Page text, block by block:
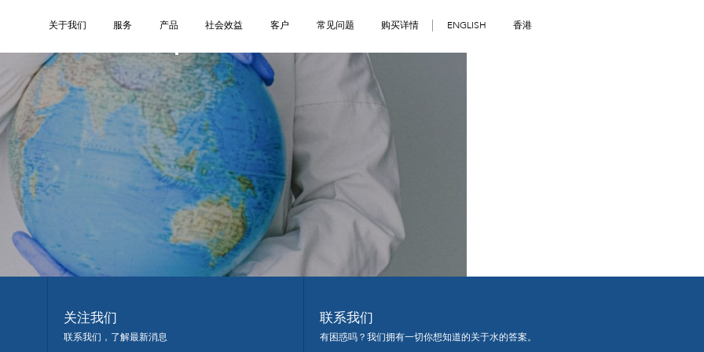
关于我们 服务 产品 社会效益 客户 常见问题 购买详情 ENGLISH 香港
1
关注我们
联系我们，了解最新消息
联系我们
有困惑吗？我们拥有一切你想知道的关于水的答案。